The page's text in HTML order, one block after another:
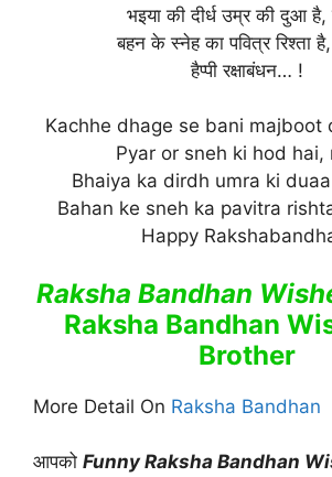
भइया की दीर्ध उम्र की दुआ है,
बहन के स्नेह का पवित्र रिश्ता
हैप्पी रक्षाबंधन… !
Kachhe dhage se bani majboot
Pyar or sneh ki hod hai,
Bhaiya ka dirdh umra ki
Bahan ke sneh ka pavitra
Happy
Raksha Bandhan
Raksha Bandhan
Brother
More Detail On Raksha Bandhan
आपको Funny Raksha Bandhan